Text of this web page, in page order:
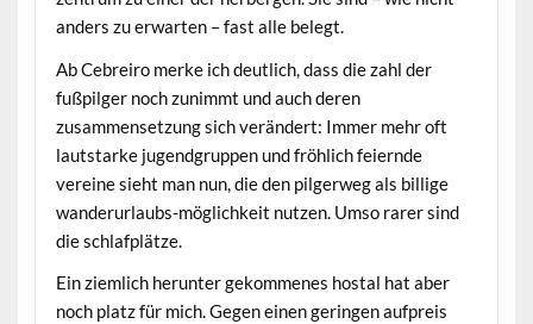
anders zu erwarten – fast alle belegt.
Ab Cebreiro merke ich deutlich, dass die zahl der
fußpilger noch zunimmt und auch deren
zusammensetzung sich verändert: Immer mehr oft
lautstarke jugendgruppen und fröhlich feiernde
vereine sieht man nun, die den pilgerweg als billige
wanderurlaubs-möglichkeit nutzen. Umso rarer sind
die schlafplätze.
Ein ziemlich herunter gekommenes hostal hat aber
noch platz für mich. Gegen einen geringen aufpreis